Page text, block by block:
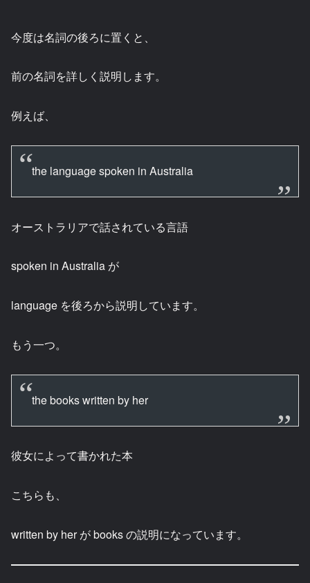
今度は名詞の後ろに置くと、
前の名詞を詳しく説明します。
例えば、
the language spoken in Australia
オーストラリアで話されている言語
spoken in Australia が
language を後ろから説明しています。
もう一つ。
the books written by her
彼女によって書かれた本
こちらも、
written by her が books の説明になっています。